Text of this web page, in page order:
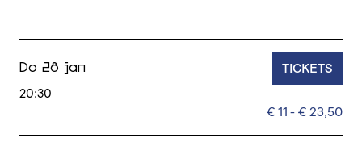
Do 28 jan
20:30
€ 11 - € 23,50
TICKETS